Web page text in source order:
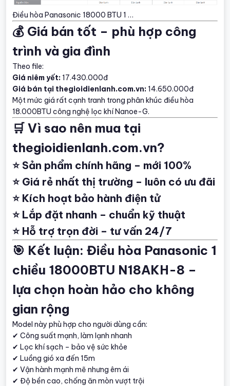
Điều hòa Panasonic 18000 BTU 1 …
💰 Giá bán tốt – phù hợp công
trình và gia đình
Theo file:
Giá niêm yết: 17.430.000đ
Giá bán tại thegioidienlanh.com.vn: 14.650.000đ
Một mức giá rất cạnh tranh trong phân khúc điều hòa
18.000BTU công nghệ lọc khí Nanoe-G.
🛒 Vì sao nên mua tại
thegioidienlanh.com.vn?
⭐ Sản phẩm chính hãng – mới 100%
⭐ Giá rẻ nhất thị trường – luôn có ưu đãi
⭐ Kích hoạt bảo hành điện tử
⭐ Lắp đặt nhanh – chuẩn kỹ thuật
⭐ Hỗ trợ trọn đời – tư vấn 24/7
🎯 Kết luận: Điều hòa Panasonic 1
chiều 18000BTU N18AKH-8 –
lựa chọn hoàn hảo cho không
gian rộng
Model này phù hợp cho người dùng cần:
✔ Công suất mạnh, làm lạnh nhanh
✔ Lọc khí sạch – bảo vệ sức khỏe
✔ Luồng gió xa đến 15m
✔ Vận hành mạnh mẽ nhưng êm ái
✔ Độ bền cao, chống ăn mòn vượt trội